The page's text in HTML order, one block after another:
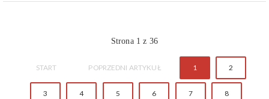
Strona 1 z 36
START POPRZEDNI ARTYKUŁ 1 2
3 4 5 6 7 8